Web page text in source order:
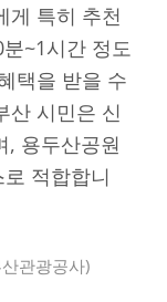
게 특히 추천
~1시간 정도
택을 받을 수
산 시민은 신
, 용두산공원
적합합니
관광공사